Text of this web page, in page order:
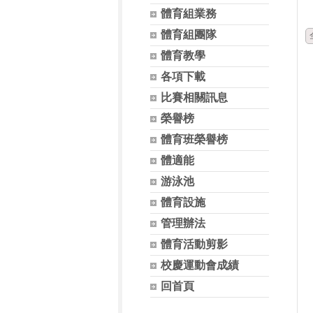
體育組業務
體育組團隊
體育教學
各項下載
比賽相關訊息
榮譽榜
體育班榮譽榜
體適能
游泳池
體育設施
管理辦法
體育活動剪影
校慶運動會成績
回首頁